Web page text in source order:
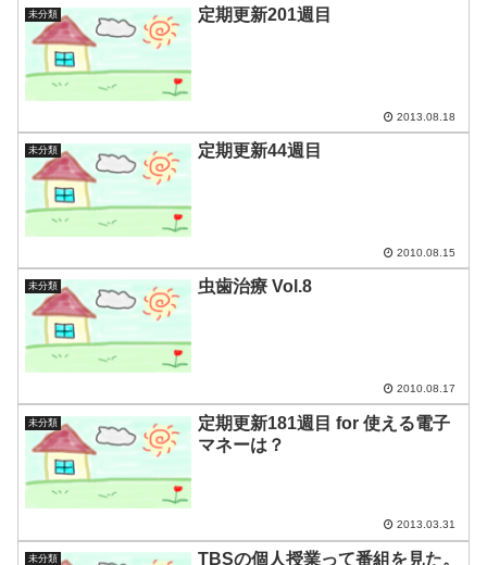
未分類 定期更新201週目
2013.08.18
未分類 定期更新44週目
2010.08.15
未分類 虫歯治療 Vol.8
2010.08.17
未分類
定期更新181週目 for 使える電子
マネーは？
2013.03.31
未分類 TBSの個人授業って番組を見た。